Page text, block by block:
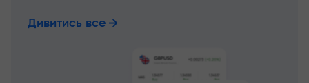
Дивитись все